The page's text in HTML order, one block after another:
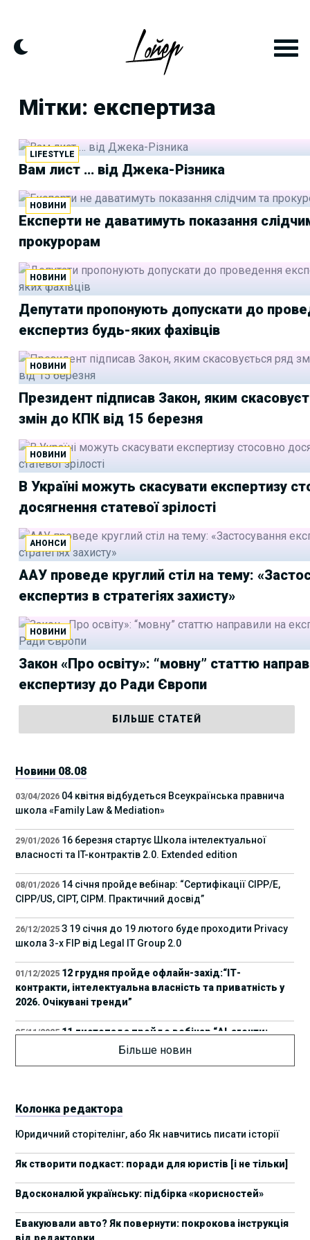
content
Мітки: експертиза
LIFESTYLE
Вам лист … від Джека-Різника
НОВИНИ
Експерти не даватимуть показання
прокурорам
НОВИНИ
Депутати пропонують допускати до
експертиз будь-яких фахівців
НОВИНИ
Президент підписав Закон, яким
змін до КПК від 15 березня
НОВИНИ
В Україні можуть скасувати експертизу
досягнення статевої зрілості
АНОНСИ
ААУ проведе круглий стіл на тему:
експертиз в стратегіях захисту»
НОВИНИ
Закон «Про освіту»: “мовну” статтю
експертизу до Ради Європи
БІЛЬШЕ СТАТЕЙ
Новини 08.08
03/04/2026 04 квітня відбудеться Всеукраїнська правнича
школа «Family Law & Mediation»
29/01/2026 16 березня стартує Школа інтелектуальної
власності та IT-контрактів 2.0. Extended edition
08/01/2026 14 січня пройде вебінар: “Сертифікації СІРР/Е,
CIPP/US, CIPT, CIPM. Практичний досвід”
26/12/2025 З 19 січня до 19 лютого буде проходити Privacy
школа 3-х FIP від Legal IT Group 2.0
01/12/2025 12 грудня пройде офлайн-захід:“ІТ-
контракти, інтелектуальна власність та приватність у
2026. Очікувані тренди”
05/11/2025 11 листопада пройде вебінар “AI-агенти:
прайвесі, IP та комплаєнс ризики”
17 листопада стартує Школа юридичної
підтримки ШІ-проєктів від Legal IT Group
19/09/2025 4 жовтня пройде щорічний забіг до Дня
Більше новин
Колонка редактора
Юридичний сторітелінг, або Як навчитись писати історії
Як створити подкаст: поради для юристів [і не тільки]
Вдосконалюй українську: підбірка «корисностей»
Евакуювали авто? Як повернути: покрокова інструкція
від редакторки